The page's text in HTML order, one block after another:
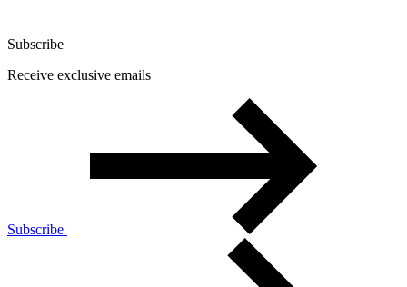
Subscribe
Receive exclusive emails
Subscribe